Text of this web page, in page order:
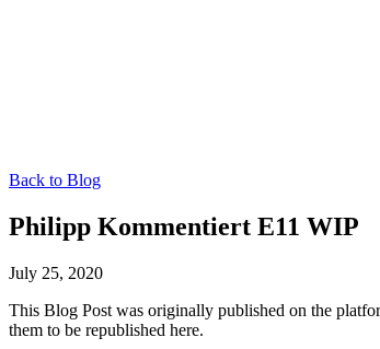
Back to Blog
Philipp Kommentiert E11 WIP
July 25, 2020
This Blog Post was originally published on the
them to be republished here.